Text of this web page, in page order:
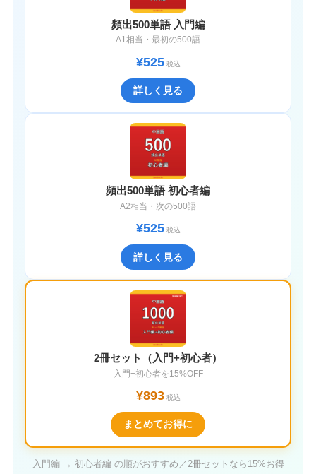
頻出500単語 入門編
A1相当・最初の500語
¥525税込
詳しく見る
頻出500単語 初心者編
A2相当・次の500語
¥525税込
詳しく見る
2冊セット（入門+初心者）
入門+初心者を15%OFF
¥893税込
まとめてお得に
入門編 → 初心者編 の順がおすすめ／2冊セットなら15%お得